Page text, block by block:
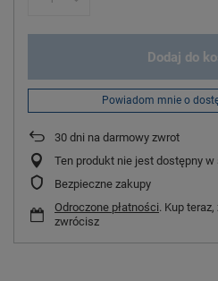
Dodaj do
Powiadom mnie o
30 dni na darmowy zwrot
Ten produkt nie jest dostępny
Bezpieczne zakupy
Odroczone płatności. Kup
zwrócisz